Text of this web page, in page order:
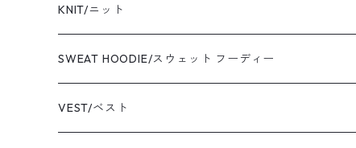
yonetomi/ヨネトミ
newbalance/ニューバランス
champion/チャンピオン
blouson/ブルゾン
jacket/ジャケット
shirt/シャツ
T-shirt/Tシャツ
sweat/スウェット
KNIT/ニット
SWEAT HOODIE/スウェット フーディー
VEST/ベスト